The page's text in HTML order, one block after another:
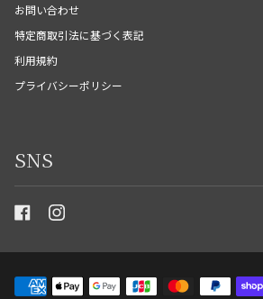
お問い合わせ
特定商取引法に基づく表記
利用規約
プライバシーポリシー
SNS